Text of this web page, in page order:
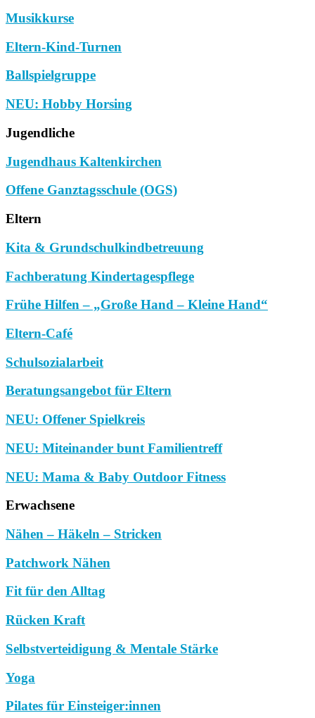
Musikkurse
Eltern-Kind-Turnen
Ballspielgruppe
NEU: Hobby Horsing
Jugendliche
Jugendhaus Kaltenkirchen
Offene Ganztagsschule (OGS)
Eltern
Kita & Grundschulkindbetreuung
Fachberatung Kindertagespflege
Frühe Hilfen – „Große Hand – Kleine Hand“
Eltern-Café
Schulsozialarbeit
Beratungsangebot für Eltern
NEU: Offener Spielkreis
NEU: Miteinander bunt Familientreff
NEU: Mama & Baby Outdoor Fitness
Erwachsene
Nähen – Häkeln – Stricken
Patchwork Nähen
Fit für den Alltag
Rücken Kraft
Selbstverteidigung & Mentale Stärke
Yoga
Pilates für Einsteiger:innen